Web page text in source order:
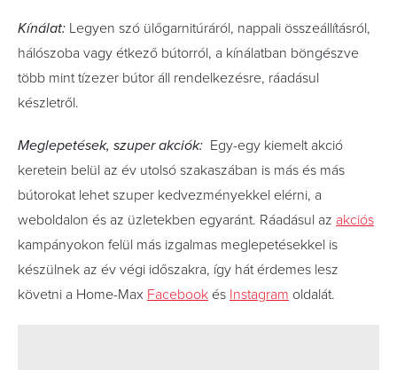
Kínálat: Legyen szó ülőgarnitúráról, nappali összeállításról,
hálószoba vagy étkező bútorról, a kínálatban böngészve
több mint tízezer bútor áll rendelkezésre, ráadásul
készletről.
Meglepetések, szuper akciók: Egy-egy kiemelt akció
keretein belül az év utolsó szakaszában is más és más
bútorokat lehet szuper kedvezményekkel elérni, a
weboldalon és az üzletekben egyaránt. Ráadásul az akciós
kampányokon felül más izgalmas meglepetésekkel is
készülnek az év végi időszakra, így hát érdemes lesz
követni a Home-Max Facebook és Instagram oldalát.